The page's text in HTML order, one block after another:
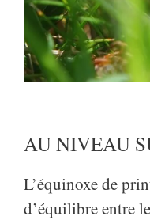
AU NIVEAU
L’équinoxe de
d’équilibre entre